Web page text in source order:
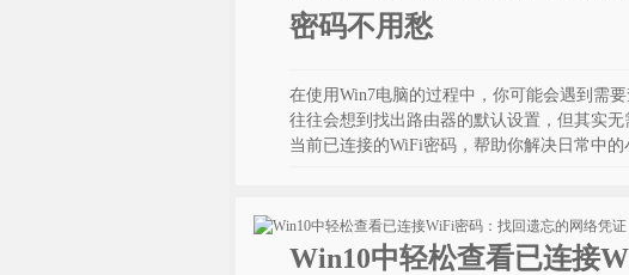
密码不用愁
在使用Win7电脑的过程中，你可能会遇到需
往往会想到找出路由器的默认设置，但其实
当前已连接的WiFi密码，帮助你解决日常中的
Win10中轻松查看已连接